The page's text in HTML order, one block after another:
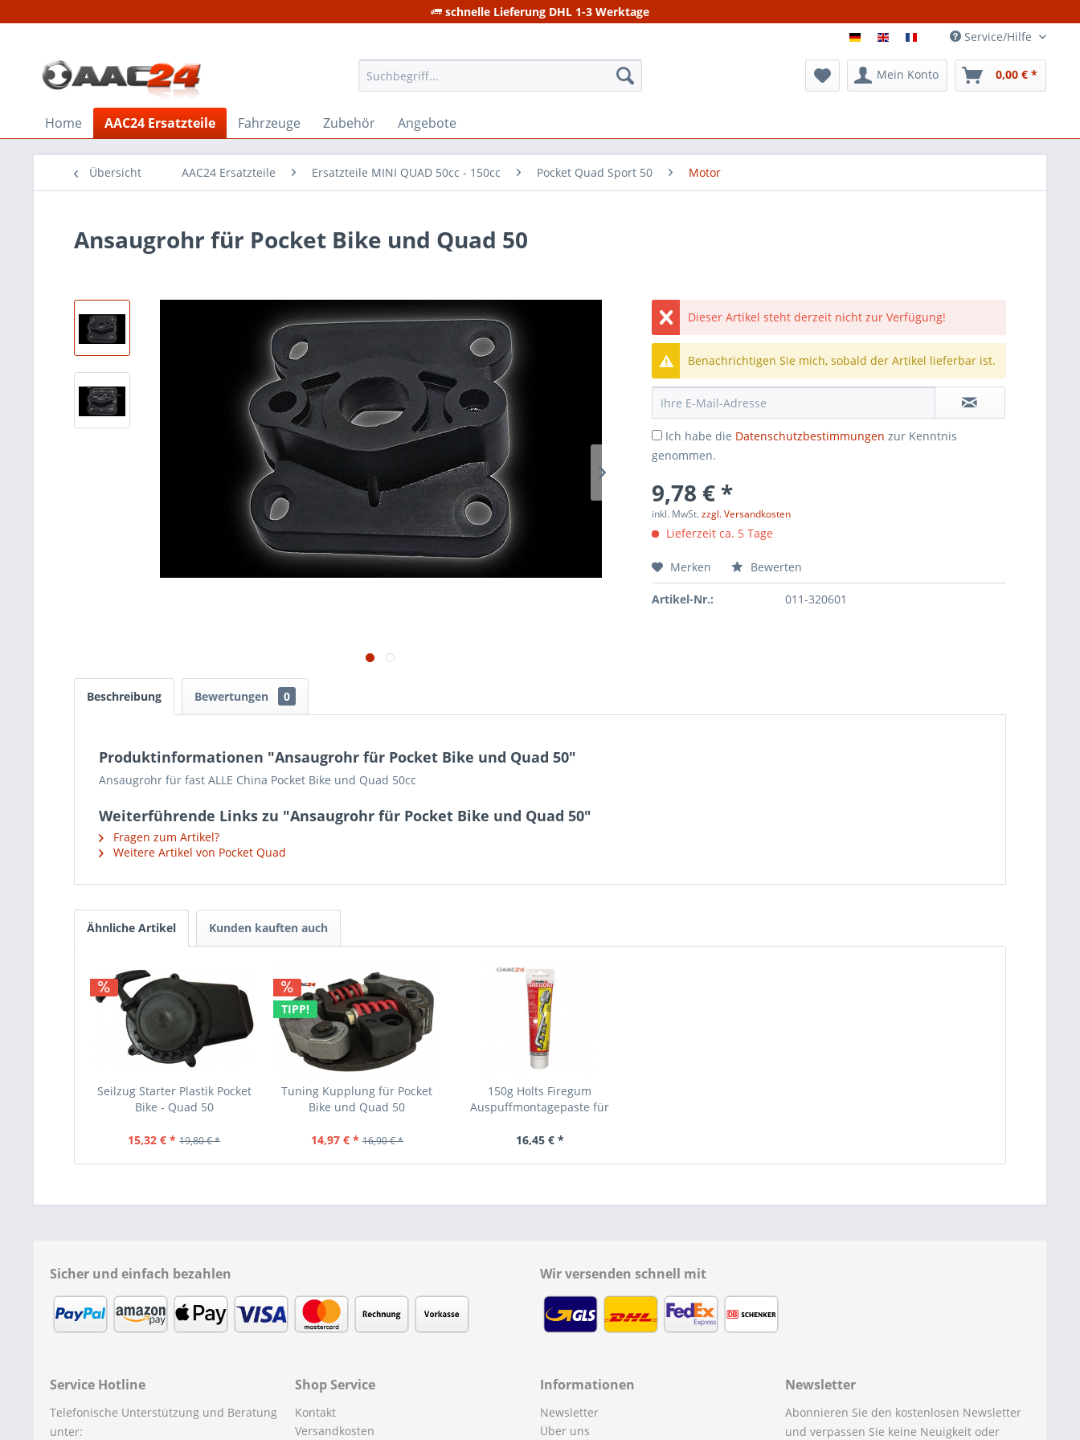
schnelle Lieferung DHL 1-3 Werktage
Service/Hilfe
Mein Konto 0,00 € *
Home AAC24 Ersatzteile Fahrzeuge Zubehör Angebote
Übersicht AAC24 Ersatzteile Ersatzteile MINI QUAD 50cc - 150cc Pocket Quad Sport 50 Motor
Ansaugrohr für Pocket Bike und Quad 50
Dieser Artikel steht derzeit nicht zur Verfügung!
Benachrichtigen Sie mich, sobald der Artikel lieferbar ist.
Ich habe die Datenschutzbestimmungen zur Kenntnis
genommen.
9,78 € *
inkl. MwSt.zzgl. Versandkosten
Lieferzeit ca. 5 Tage
Merken Bewerten
Artikel-Nr.: 011-320601
Beschreibung Bewertungen 0
Produktinformationen "Ansaugrohr für Pocket Bike und Quad 50"
Ansaugrohr für fast ALLE China Pocket Bike und Quad 50cc
Weiterführende Links zu "Ansaugrohr für Pocket Bike und Quad 50"
Fragen zum Artikel?
Weitere Artikel von Pocket Quad
Ähnliche Artikel Kunden kauften auch
Seilzug Starter Plastik Pocket
Bike - Quad 50
15,32 € * 19,80 € *
TIPP!
Tuning Kupplung für Pocket
Bike und Quad 50
14,97 € * 16,90 € *
150g Holts Firegum
Auspuffmontagepaste für
16,45 € *
Sicher und einfach bezahlen Wir versenden schnell mit
Service Hotline
Telefonische Unterstützung und Beratung
unter:
Shop Service
Kontakt
Versandkosten
Informationen
Newsletter
Über uns
Newsletter
Abonnieren Sie den kostenlosen Newsletter
und verpassen Sie keine Neuigkeit oder